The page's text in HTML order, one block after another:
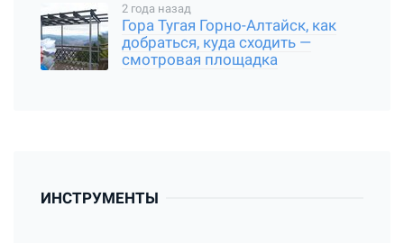
2 года назад
Гора Тугая Горно-Алтайск, как
добраться, куда сходить —
смотровая площадка
ИНСТРУМЕНТЫ